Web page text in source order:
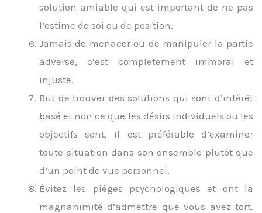
solution amiable qui est important de ne pas
l’estime de soi ou de position.
Jamais de menacer ou de manipuler la partie
adverse, c’est complètement immoral et
injuste.
But de trouver des solutions qui sont d’intérêt
basé et non ce que les désirs individuels ou les
objectifs sont. Il est préférable d’examiner
toute situation dans son ensemble plutôt que
d’un point de vue personnel.
Évitez les pièges psychologiques et ont la
magnanimité d’admettre que vous avez tort.